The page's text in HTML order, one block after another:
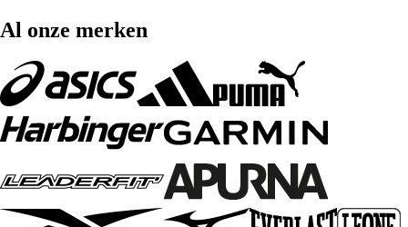
Al onze merken